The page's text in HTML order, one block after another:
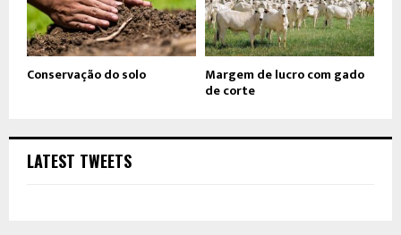
Conservação do solo Margem de lucro com gado
de corte
LATEST TWEETS